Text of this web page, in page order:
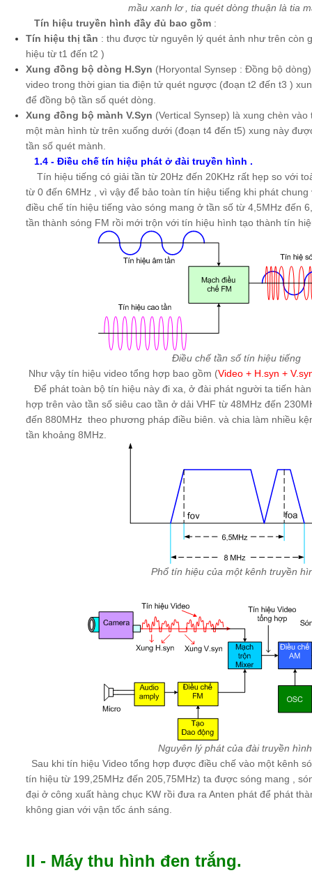
mầu xanh lơ , tia quét dòng thuận là tia
Tín hiệu truyền hình đầy đủ bao gồm :
Tín hiệu thị tần : thu được từ nguyên lý quét ảnh như trên còn
hiệu từ t1 đến t2 )
Xung đồng bộ dòng H.Syn (Horyontal Synsep : Đồng bộ
video trong thời gian tia điện tử quét ngược (đoạn t2 đến t3 )
để đồng bộ tần số quét dòng.
Xung đồng bộ mành V.Syn (Vertical Synsep) là xung chèn
một màn hình từ trên xuống dưới (đoạn t4 đến t5) xung này
tần số quét mành.
1.4 - Điều chế tín hiệu phát ở đài truyền hình .
Tín hiệu tiếng có giải tần từ 20Hz đến 20KHz rất hẹp so với
từ 0 đến 6MHz , vì vậy để bảo toàn tín hiệu tiếng khi phát
điều chế tín hiệu tiếng vào sóng mang ở tần số từ 4,5MHz đến
tần thành sóng FM rồi mới trộn với tín hiệu hình tạo thành tín
Điều chế tần số tín hiệu tiếng
Như vậy tín hiệu video tổng hợp bao gồm (Video + H.syn +
Để phát toàn bộ tín hiệu này đi xa, ở đài phát người ta tiến
hợp trên vào tần số siêu cao tần ở dải VHF từ 48MHz đến
đến 880MHz theo phương pháp điều biên. và chia làm nhiều
tần khoảng 8MHz.
Phổ tín hiệu của một kênh truyền
Nguyên lý phát của đài truyền
Sau khi tín hiệu Video tổng hợp được điều chế vào một kênh
tín hiệu từ 199,25MHz đến 205,75MHz) ta được sóng mang ,
đại ở công xuất hàng chục KW rồi đưa ra Anten phát để phát
không gian với vận tốc ánh sáng.
II - Máy thu hình đen trắng.